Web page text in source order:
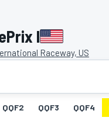
I
Raceway, US
QQF2 QQF3 QQF4